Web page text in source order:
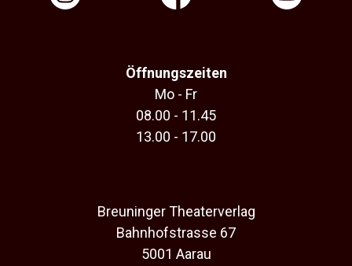
Öffnungszeiten
Mo - Fr
08.00 - 11.45
13.00 - 17.00
Breuninger Theaterverlag
Bahnhofstrasse 67
5001 Aarau